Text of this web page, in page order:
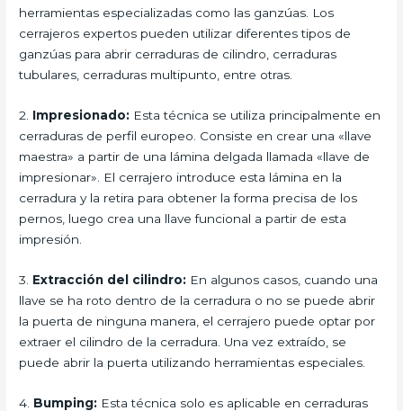
herramientas especializadas como las ganzúas. Los
cerrajeros expertos pueden utilizar diferentes tipos de
ganzúas para abrir cerraduras de cilindro, cerraduras
tubulares, cerraduras multipunto, entre otras.
2. Impresionado: Esta técnica se utiliza principalmente en
cerraduras de perfil europeo. Consiste en crear una «llave
maestra» a partir de una lámina delgada llamada «llave de
impresionar». El cerrajero introduce esta lámina en la
cerradura y la retira para obtener la forma precisa de los
pernos, luego crea una llave funcional a partir de esta
impresión.
3. Extracción del cilindro: En algunos casos, cuando una
llave se ha roto dentro de la cerradura o no se puede abrir
la puerta de ninguna manera, el cerrajero puede optar por
extraer el cilindro de la cerradura. Una vez extraído, se
puede abrir la puerta utilizando herramientas especiales.
4. Bumping: Esta técnica solo es aplicable en cerraduras